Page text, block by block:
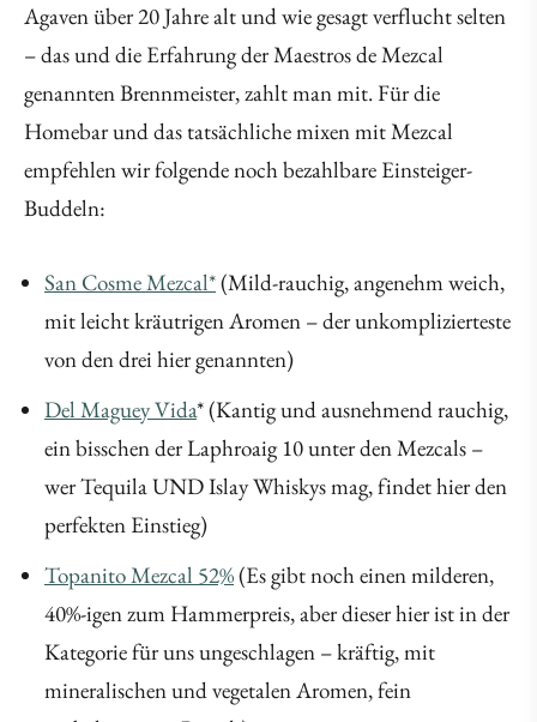
Agaven über 20 Jahre alt und wie gesagt verflucht selten
– das und die Erfahrung der Maestros de Mezcal
genannten Brennmeister, zahlt man mit. Für die
Homebar und das tatsächliche mixen mit Mezcal
empfehlen wir folgende noch bezahlbare Einsteiger-
Buddeln:
San Cosme Mezcal*(Mild-rauchig, angenehm weich,
mit leicht kräutrigen Aromen – der unkomplizierteste
von den drei hier genannten)
Del Maguey Vida* (Kantig und ausnehmend rauchig,
ein bisschen der Laphroaig 10 unter den Mezcals –
wer Tequila UND Islay Whiskys mag, findet hier den
perfekten Einstieg)
Topanito Mezcal 52%(Es gibt noch einen milderen,
40%-igen zum Hammerpreis, aber dieser hier ist in der
Kategorie für uns ungeschlagen – kräftig, mit
mineralischen und vegetalen Aromen, fein